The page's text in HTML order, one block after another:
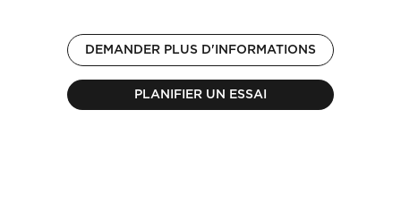
DEMANDER PLUS D'INFORMATIONS
PLANIFIER UN ESSAI